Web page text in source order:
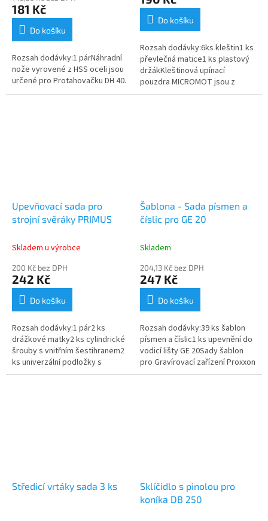
181 Kč
Do košíku
Rozsah dodávky:1 párNáhradní
nože vyrovené z HSS oceli jsou
určené pro Protahovačku DH 40.
je
5,0
hvězdiček.
Do košíku
Rozsah dodávky:6ks kleštin1 ks
převlečná matice1 ks plastový
držákKleštinová upínací
pouzdra MICROMOT jsou z
kalené oceli, zaručující vysokou
Upevňovací sada pro
strojní svěráky PRIMUS
Skladem u výrobce
200 Kč bez DPH
242 Kč
Do košíku
Rozsah dodávky:1 pár2 ks
drážkové matky2 ks cylindrické
šrouby s vnitřním šestihranem2
ks univerzální podložky s
přišroubovaným
Šablona - Sada písmen a
číslic pro GE 20
Skladem
204,13 Kč bez DPH
247 Kč
Do košíku
Rozsah dodávky:39 ks šablon
písmen a číslic1 ks upevnění do
vodicí lišty GE 20Sady šablon
pro Gravírovací zařízení Proxxon
GE 20 (obj.č. 27106) obsahují
Středicí vrtáky sada 3 ks
Sklíčidlo s pinolou pro
koníka DB 250